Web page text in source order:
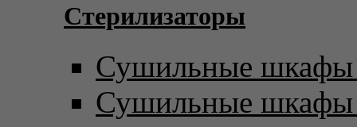
Стерилизаторы
Сушильные шкафы
Сушильные шкафы